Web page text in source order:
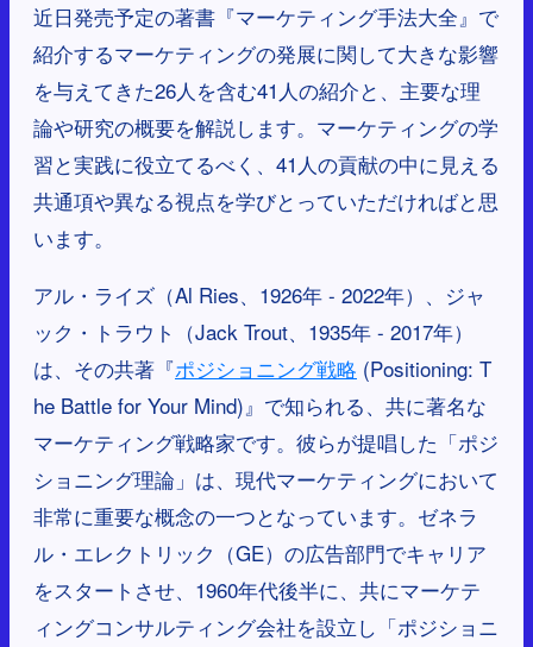
近日発売予定の著書『マーケティング手法大全』で
紹介するマーケティングの発展に関して大きな影響
を与えてきた26人を含む41人の紹介と、主要な理
論や研究の概要を解説します。マーケティングの学
習と実践に役立てるべく、41人の貢献の中に見える
共通項や異なる視点を学びとっていただければと思
います。
アル・ライズ（Al Ries、1926年 - 2022年）、ジャ
ック・トラウト（Jack Trout、1935年 - 2017年）
は、その共著『ポジショニング戦略 (Positioning: T
he Battle for Your Mind)』で知られる、共に著名な
マーケティング戦略家です。彼らが提唱した「ポジ
ショニング理論」は、現代マーケティングにおいて
非常に重要な概念の一つとなっています。ゼネラ
ル・エレクトリック（GE）の広告部門でキャリア
をスタートさせ、1960年代後半に、共にマーケテ
ィングコンサルティング会社を設立し「ポジショニ